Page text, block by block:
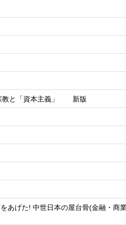
教と「資本主義」 新版
あげた! 中世日本の屋台骨(金融・商